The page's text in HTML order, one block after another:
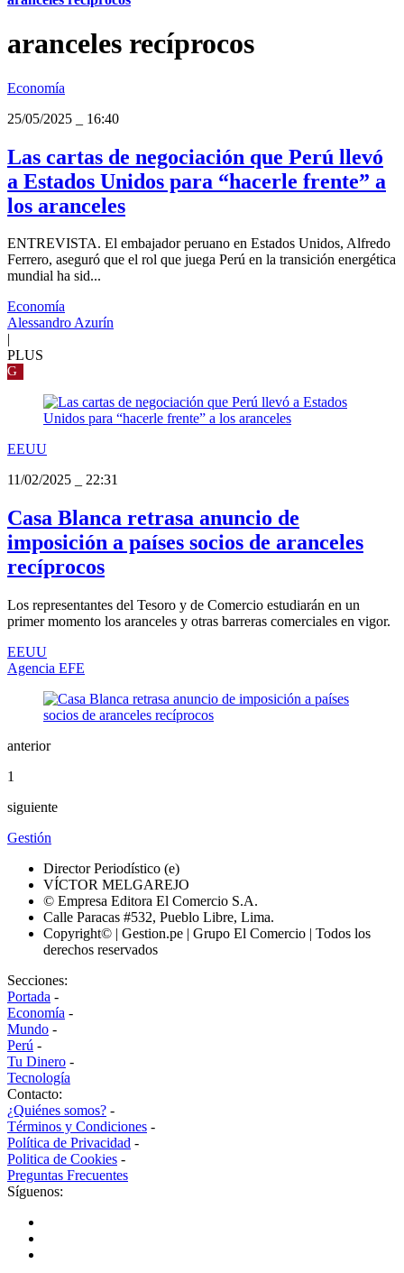
aranceles recíprocos
Economía
25/05/2025
16:40
Las cartas de negociación que Perú llevó
a Estados Unidos para “hacerle frente” a
los aranceles
ENTREVISTA. El embajador peruano en Estados Unidos, Alfredo
Ferrero, aseguró que el rol que juega Perú en la transición energética
mundial ha sid...
Economía
Alessandro Azurín
PLUS
G
EEUU
11/02/2025
22:31
Casa Blanca retrasa anuncio de
imposición a países socios de aranceles
recíprocos
Los representantes del Tesoro y de Comercio estudiarán en un
primer momento los aranceles y otras barreras comerciales en vigor.
EEUU
Agencia EFE
anterior
1
siguiente
Gestión
Director Periodístico (e)
VÍCTOR MELGAREJO
© Empresa Editora El Comercio S.A.
Calle Paracas #532, Pueblo Libre, Lima.
Copyright© | Gestion.pe | Grupo El Comercio | Todos los
derechos reservados
Secciones:
Portada -
Economía -
Mundo -
Perú -
Tu Dinero -
Tecnología
Contacto:
¿Quiénes somos? -
Términos y Condiciones -
Política de Privacidad -
Politica de Cookies -
Preguntas Frecuentes
Síguenos: